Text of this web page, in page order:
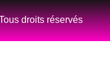
droits réservés